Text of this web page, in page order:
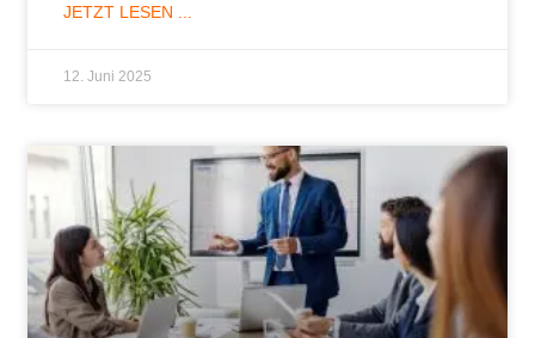
JETZT LESEN ...
12. Juni 2025